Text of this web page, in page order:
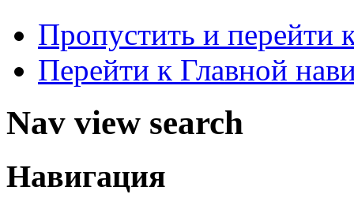
Пропустить и перейти
Перейти к Главной
Nav view search
Навигация